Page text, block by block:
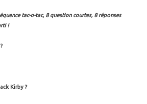
tac-o-tac, 8 question courtes, 8 réponses
!
Kirby ?